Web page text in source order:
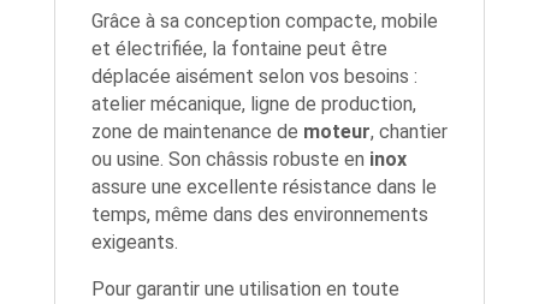
Grâce à sa conception compacte, mobile
et électrifiée, la fontaine peut être
déplacée aisément selon vos besoins :
atelier mécanique, ligne de production,
zone de maintenance de moteur, chantier
ou usine. Son châssis robuste en inox
assure une excellente résistance dans le
temps, même dans des environnements
exigeants.
Pour garantir une utilisation en toute